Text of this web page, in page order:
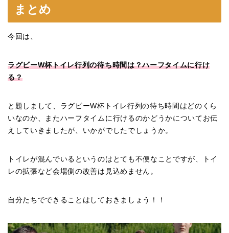
まとめ
今回は、
ラグビーW杯トイレ行列の待ち時間は？ハーフタイムに行け
る？
と題しまして、ラグビーW杯トイレ行列の待ち時間はどのくら
いなのか、またハーフタイムに行けるのかどうかについてお伝
えしていきましたが、いかがでしたでしょうか。
トイレが混んでいるというのはとても不便なことですが、トイ
レの拡張など会場側の改善は見込めません。
自分たちでできることはしておきましょう！！